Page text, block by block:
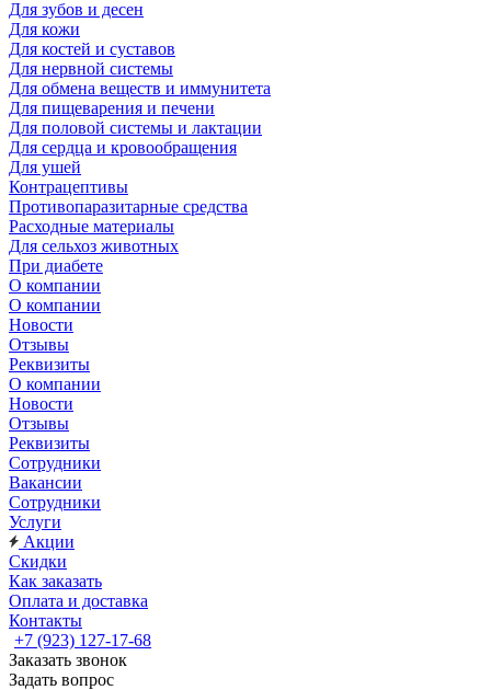
Для зубов и десен
Для кожи
Для костей и суставов
Для нервной системы
Для обмена веществ и иммунитета
Для пищеварения и печени
Для половой системы и лактации
Для сердца и кровообращения
Для ушей
Контрацептивы
Противопаразитарные средства
Расходные материалы
Для сельхоз животных
При диабете
О компании
О компании
Новости
Отзывы
Реквизиты
О компании
Новости
Отзывы
Реквизиты
Сотрудники
Вакансии
Сотрудники
Услуги
Акции
Скидки
Как заказать
Оплата и доставка
Контакты
+7 (923) 127-17-68
Заказать звонок
Задать вопрос